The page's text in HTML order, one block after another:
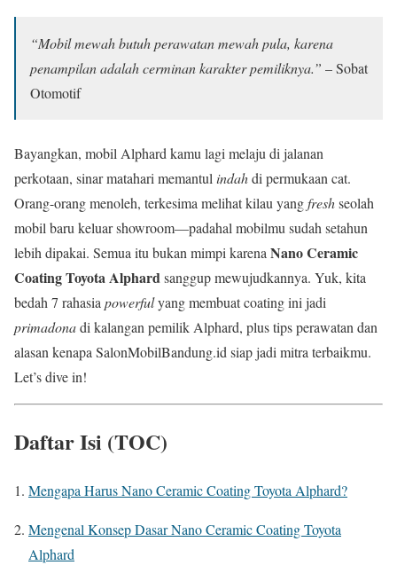
“Mobil mewah butuh perawatan mewah pula, karena
penampilan adalah cerminan karakter pemiliknya.” – Sobat
Otomotif
Bayangkan, mobil Alphard kamu lagi melaju di jalanan
perkotaan, sinar matahari memantul indahdi permukaan cat.
Orang-orang menoleh, terkesima melihat kilau yangfreshseolah
mobil baru keluar showroom—padahal mobilmu sudah setahun
lebih dipakai. Semua itu bukan mimpi karena Nano Ceramic
Coating Toyota Alphardsanggup mewujudkannya. Yuk, kita
bedah 7 rahasia powerfulyang membuat coating ini jadi
primadonadi kalangan pemilik Alphard, plus tips perawatan dan
alasan kenapa SalonMobilBandung.id siap jadi mitra terbaikmu.
Let’s dive in!
Daftar Isi (TOC)
Mengapa Harus Nano Ceramic Coating Toyota Alphard?
Mengenal Konsep Dasar Nano Ceramic Coating Toyota
Alphard